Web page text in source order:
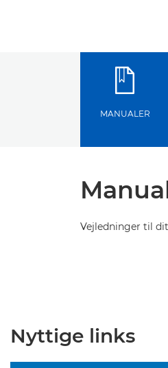
MANUALER
Vejledninger til
Nyttige links